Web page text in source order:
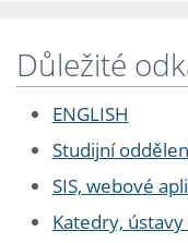
Důležité
ENGLISH
Studijní
SIS, webové
Katedry,